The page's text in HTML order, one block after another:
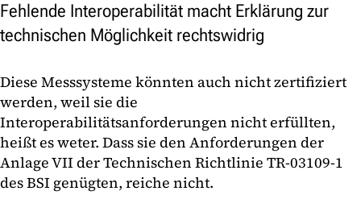
Fehlende Interoperabilität macht Erklärung zur
technischen Möglichkeit rechtswidrig
Diese Messsysteme könnten auch nicht zertifiziert
werden, weil sie die
Interoperabilitätsanforderungen nicht erfüllten,
heißt es weter. Dass sie den Anforderungen der
Anlage VII der Technischen Richtlinie TR-03109-1
des BSI genügten, reiche nicht.